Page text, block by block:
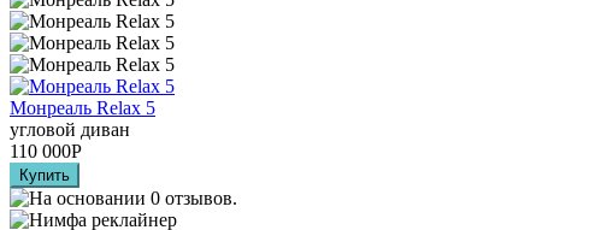
Монреаль Relax 5
угловой диван
110 000Р